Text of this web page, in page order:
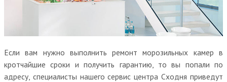
Если вам нужно выполнить ремонт морозильных камер в
кротчайшие сроки и получить гарантию, то вы попали по
адресу, специалисты нашего сервис центра Сходня приведут